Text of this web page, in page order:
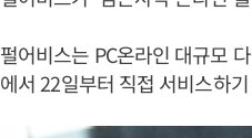
펄어비스는 PC온라인 대규모
에서 22일부터 직접 서비스하